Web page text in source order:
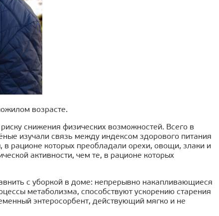
возрасте.
снижения физических возможностей. Всего в
изучали связь между индексом здорового питания
рационе которых преобладали орехи, овощи, злаки и
активности, чем те, в рационе которых
с уборкой в доме: непрерывно накапливающиеся
метаболизма, способствуют ускорению старения
энтеросорбент, действующий мягко и не